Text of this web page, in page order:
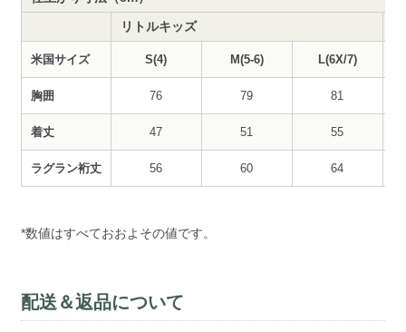
リトルキッズ
米国サイズ S(4) M(5-6) L(6X/7)
胸囲 76 79 81
着丈 47 51 55
ラグラン裄丈 56 60 64
*数値はすべておおよその値です。
配送＆返品について